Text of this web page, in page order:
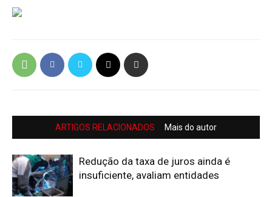
ARTIGOS RELACIONADOS Mais do autor
Redução da taxa de juros ainda é
insuficiente, avaliam entidades